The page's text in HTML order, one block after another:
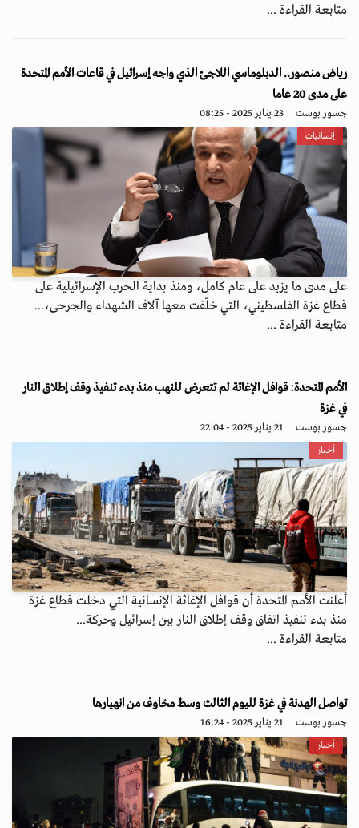
متابعة القراءة ...
رياض منصور.. الدبلوماسي اللاجئ الذي واجه إسرائيل في قاعات الأمم المتحدة
على مدى 20 عاما
جسور بوست 23 يناير 2025 - 08:25
إنسانيات
على مدى ما يزيد على عام كامل، ومنذ بداية الحرب الإسرائيلية على
قطاع غزة الفلسطيني، التي خلّفت معها آلاف الشهداء والجرحى،...
متابعة القراءة ...
الأمم المتحدة: قوافل الإغاثة لم تتعرض للنهب منذ بدء تنفيذ وقف إطلاق النار
في غزة
جسور بوست 21 يناير 2025 - 22:04
أخبار
أعلنت الأمم المتحدة أن قوافل الإغاثة الإنسانية التي دخلت قطاع غزة
منذ بدء تنفيذ اتفاق وقف إطلاق النار بين إسرائيل وحركة...
متابعة القراءة ...
تواصل الهدنة في غزة لليوم الثالث وسط مخاوف من انهيارها
جسور بوست 21 يناير 2025 - 16:24
أخبار